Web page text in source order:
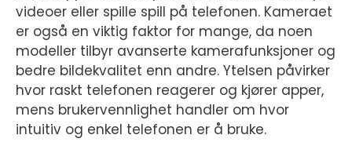
videoer eller spille spill på telefonen. Kameraet
er også en viktig faktor for mange, da noen
modeller tilbyr avanserte kamerafunksjoner og
bedre bildekvalitet enn andre. Ytelsen påvirker
hvor raskt telefonen reagerer og kjører apper,
mens brukervennlighet handler om hvor
intuitiv og enkel telefonen er å bruke.